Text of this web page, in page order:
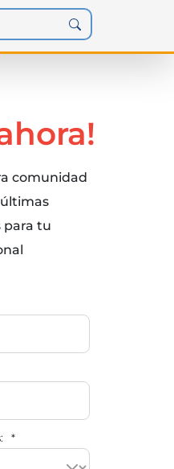
comunidad
para tu
*